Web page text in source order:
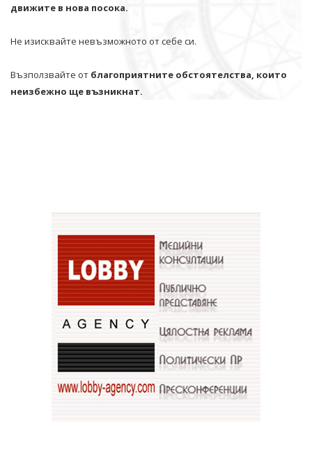
движите в нова посока.
Не изисквайте невъзможното от себе си.
Възползвайте от благоприятните обстоятелства, които
неизбежно ще възникнат.